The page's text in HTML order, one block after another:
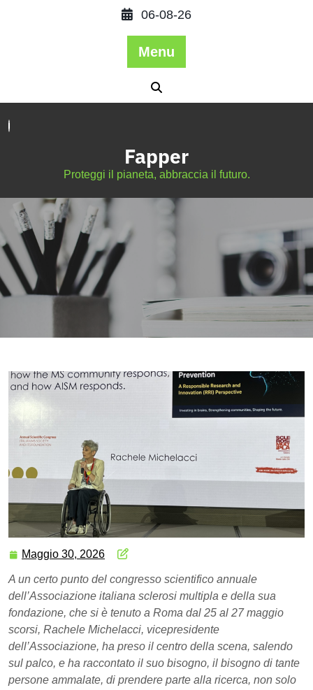
06-08-26
Menu
Fapper
Proteggi il pianeta, abbraccia il futuro.
Maggio 30, 2026
A un certo punto del congresso scientifico annuale
dell’Associazione italiana sclerosi multipla e della sua
fondazione, che si è tenuto a Roma dal 25 al 27 maggio
scorsi, Rachele Michelacci, vicepresidente
dell’Associazione, ha preso il centro della scena, salendo
sul palco, e ha raccontato il suo bisogno, il bisogno di tante
persone ammalate, di prendere parte alla ricerca, non solo